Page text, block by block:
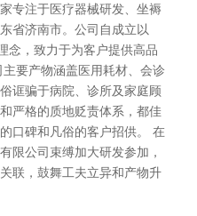
专注于医疗器械研发、坐褥
省济南市。公司自成立以
念，致力于为客户提供高品
要产物涵盖医用耗材、会诊
诓骗于病院、诊所及家庭顾
严格的质地贬责体系，都佳
口碑和凡俗的客户招供。 在
限公司束缚加大研发参加，
联，鼓舞工夫立异和产物升